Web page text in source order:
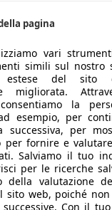
pagina
vari
simili sul nostro
estese del sito
migliorata.
la
esempio, per
successiva, per
per fornire e
Salviamo il tuo
per le ricerche
della valutazione
sito web, poiché
Con il
dei
che possono
L’unico vero
la strada
guida davvero
SUV familiare
in questo
del Sud hanno